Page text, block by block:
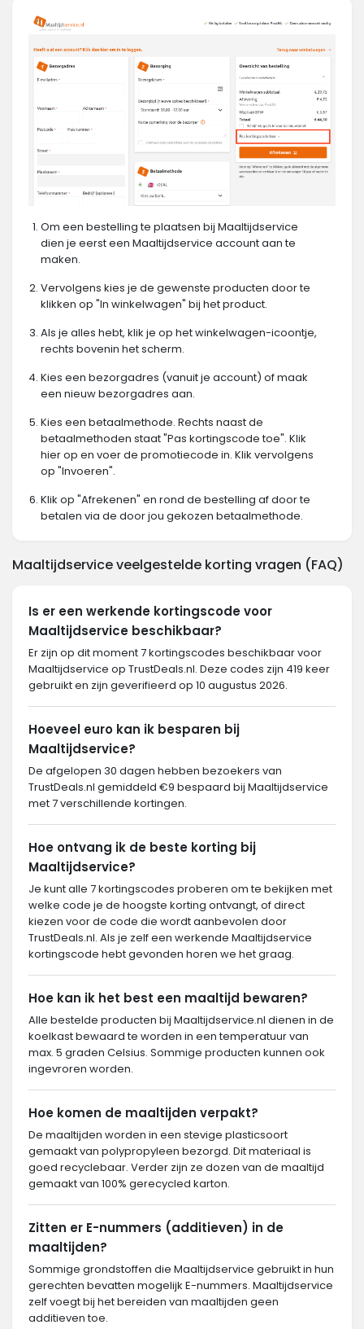
Om een bestelling te plaatsen bij Maaltijdservice
dien je eerst een Maaltijdservice account aan te
maken.
Vervolgens kies je de gewenste producten door te
klikken op "In winkelwagen" bij het product.
Als je alles hebt, klik je op het winkelwagen-icoontje,
rechts bovenin het scherm.
Kies een bezorgadres (vanuit je account) of maak
een nieuw bezorgadres aan.
Kies een betaalmethode. Rechts naast de
betaalmethoden staat "Pas kortingscode toe". Klik
hier op en voer de promotiecode in. Klik vervolgens
op "Invoeren".
Klik op "Afrekenen" en rond de bestelling af door te
betalen via de door jou gekozen betaalmethode.
Maaltijdservice veelgestelde korting vragen (FAQ)
Is er een werkende kortingscode voor
Maaltijdservice beschikbaar?
Er zijn op dit moment 7 kortingscodes beschikbaar voor
Maaltijdservice op TrustDeals.nl. Deze codes zijn 419 keer
gebruikt en zijn geverifieerd op 10 augustus 2026.
Hoeveel euro kan ik besparen bij
Maaltijdservice?
De afgelopen 30 dagen hebben bezoekers van
TrustDeals.nl gemiddeld €9 bespaard bij Maaltijdservice
met 7 verschillende kortingen.
Hoe ontvang ik de beste korting bij
Maaltijdservice?
Je kunt alle 7 kortingscodes proberen om te bekijken met
welke code je de hoogste korting ontvangt, of direct
kiezen voor de code die wordt aanbevolen door
TrustDeals.nl. Als je zelf een werkende Maaltijdservice
kortingscode hebt gevonden horen we het graag.
Hoe kan ik het best een maaltijd bewaren?
Alle bestelde producten bij Maaltijdservice.nl dienen in de
koelkast bewaard te worden in een temperatuur van
max. 5 graden Celsius. Sommige producten kunnen ook
ingevroren worden.
Hoe komen de maaltijden verpakt?
De maaltijden worden in een stevige plasticsoort
gemaakt van polypropyleen bezorgd. Dit materiaal is
goed recyclebaar. Verder zijn ze dozen van de maaltijd
gemaakt van 100% gerecycled karton.
Zitten er E-nummers (additieven) in de
maaltijden?
Sommige grondstoffen die Maaltijdservice gebruikt in hun
gerechten bevatten mogelijk E-nummers. Maaltijdservice
zelf voegt bij het bereiden van maaltijden geen
additieven toe.